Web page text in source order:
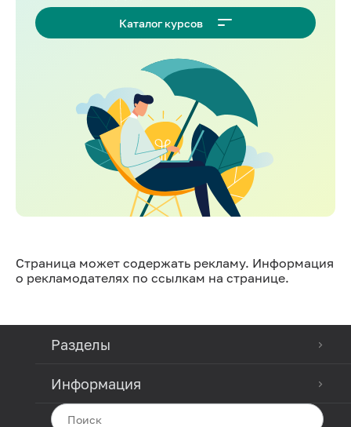
Каталог курсов
Страница может содержать рекламу. Информация
о рекламодателях по ссылкам на странице.
Разделы
Информация